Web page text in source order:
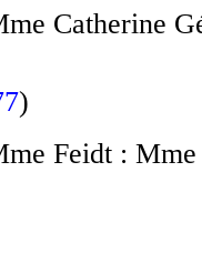
Catherine
)
Feidt :